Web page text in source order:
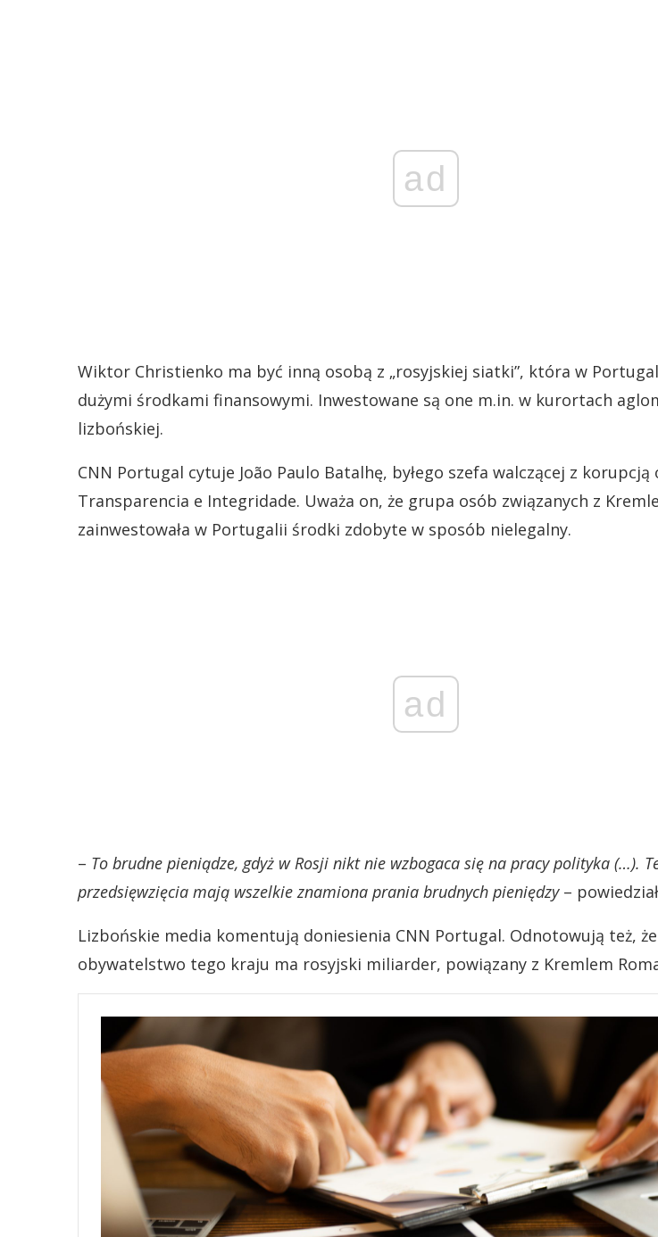
ad
Wiktor Christienko ma być inną osobą z „rosyjskiej siatki”, która w
dużymi środkami finansowymi. Inwestowane są one m.in. w kurortach
lizbońskiej.
CNN Portugal cytuje João Paulo Batalhę, byłego szefa walczącej z korupcją
Transparencia e Integridade. Uważa on, że grupa osób związanych z
zainwestowała w Portugalii środki zdobyte w sposób nielegalny.
ad
– To brudne pieniądze, gdyż w Rosji nikt nie wzbogaca się na pracy polityka (…).
przedsięwzięcia mają wszelkie znamiona prania brudnych pieniędzy–
Lizbońskie media komentują doniesienia CNN Portugal. Odnotowują też,
obywatelstwo tego kraju ma rosyjski miliarder, powiązany z Kremlem